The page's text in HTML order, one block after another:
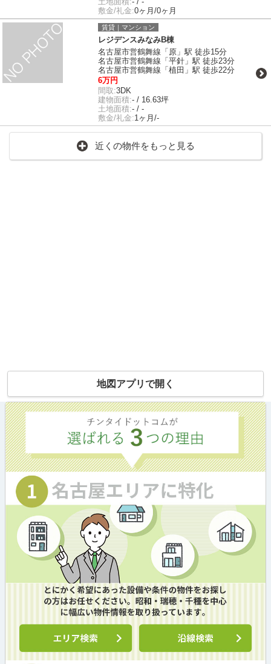
敷金/礼金:0ヶ月/0ヶ月
賃貸｜マンション
レジデンスみなみB棟
名古屋市営鶴舞線「原」駅 徒歩15分
名古屋市営鶴舞線「平針」駅 徒歩23分
名古屋市営鶴舞線「植田」駅 徒歩22分
6万円
間取:3DK
建物面積:- / 16.63坪
土地面積:- / -
敷金/礼金:1ヶ月/-
近くの物件をもっと見る
地図アプリで開く